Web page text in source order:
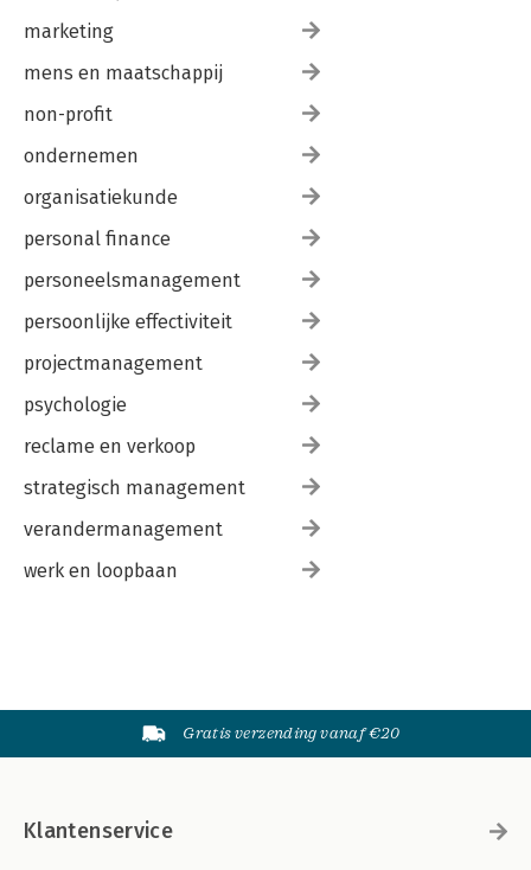
marketing
mens en maatschappij
non-profit
ondernemen
organisatiekunde
personal finance
personeelsmanagement
persoonlijke effectiviteit
projectmanagement
psychologie
reclame en verkoop
strategisch management
verandermanagement
werk en loopbaan
Gratis verzending vanaf €20
Klantenservice